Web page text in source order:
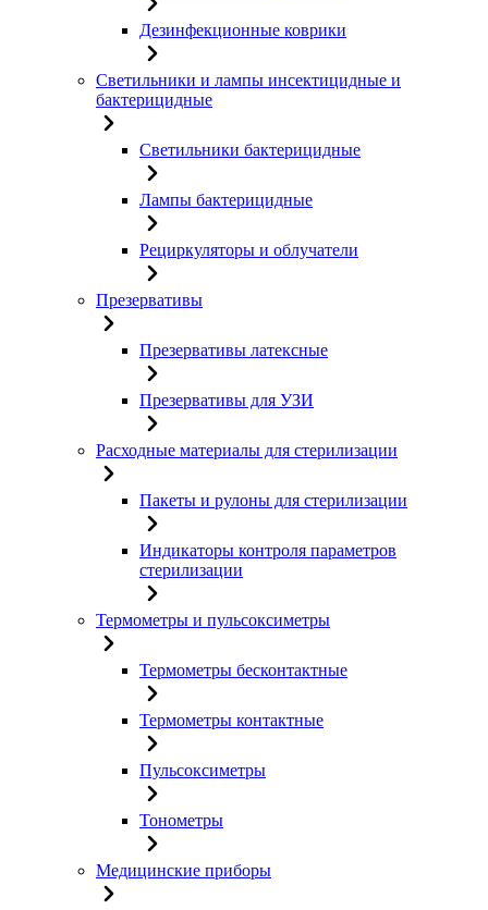
Дезинфекционные коврики
Светильники и лампы инсектицидные и
бактерицидные
Светильники бактерицидные
Лампы бактерицидные
Рециркуляторы и облучатели
Презервативы
Презервативы латексные
Презервативы для УЗИ
Расходные материалы для стерилизации
Пакеты и рулоны для стерилизации
Индикаторы контроля параметров
стерилизации
Термометры и пульсоксиметры
Термометры бесконтактные
Термометры контактные
Пульсоксиметры
Тонометры
Медицинские приборы